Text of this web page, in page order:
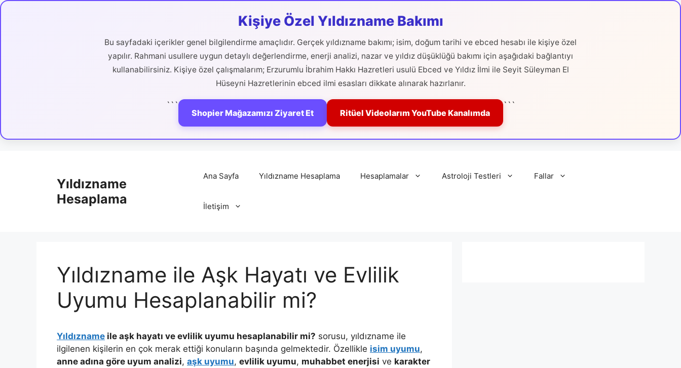
Kişiye Özel Yıldızname Bakımı
Bu sayfadaki içerikler genel bilgilendirme amaçlıdır. Gerçek yıldızname bakımı; isim, doğum tarihi ve ebced hesabı ile kişiye özel
yapılır. Rahmani usullere uygun detaylı değerlendirme, enerji analizi, nazar ve yıldız düşüklüğü bakımı için aşağıdaki bağlantıyı
kullanabilirsiniz. Kişiye özel çalışmalarım; Erzurumlu İbrahim Hakkı Hazretleri usulü Ebced ve Yıldız İlmi ile Seyit Süleyman El
Hüseyni Hazretlerinin ebced ilmi esasları dikkate alınarak hazırlanır.
```
Shopier Mağazamızı Ziyaret Et Ritüel Videolarım YouTube Kanalımda
```
Yıldızname
Hesaplama
Ana Sayfa Yıldızname Hesaplama Hesaplamalar Astroloji Testleri Fallar
İletişim
Yıldızname ile Aşk Hayatı ve Evlilik
Uyumu Hesaplanabilir mi?
Yıldızname ile aşk hayatı ve evlilik uyumu hesaplanabilir mi? sorusu, yıldızname ile
ilgilenen kişilerin en çok merak ettiği konuların başında gelmektedir. Özellikle isim uyumu,
anne adına göre uyum analizi, aşk uyumu, evlilik uyumu, muhabbet enerjisi ve karakter